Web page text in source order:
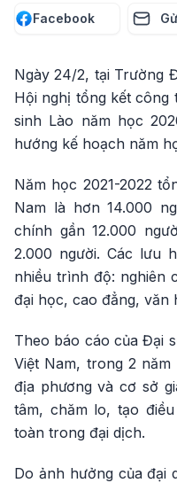
Facebook
Ngày 24/2, tại Trường
Hội nghị tổng kết công
sinh Lào năm học
hướng kế hoạch năm
Năm học 2021-2022
Nam là hơn 14.000
chính gần 12.000
2.000 người. Các lưu
nhiều trình độ: nghiên
đại học, cao đẳng,
Theo báo cáo của Đại
Việt Nam, trong 2
địa phương và cơ sở
tâm, chăm lo, tạo
toàn trong đại dịch.
Do ảnh hưởng của đại